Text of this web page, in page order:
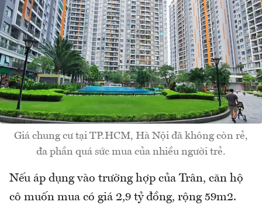
Giá chung cư tại TP.HCM, Hà Nội đã không còn rẻ,
đa phần quá sức mua của nhiều người trẻ.
Nếu áp dụng vào trường hợp của Trân, căn hộ
cô muốn mua có giá 2,9 tỷ đồng, rộng 59m2.